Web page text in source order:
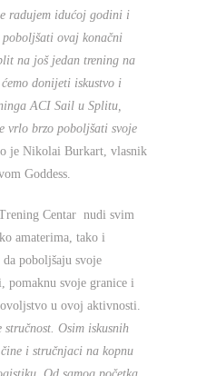
radujem idućoj godini i
poboljšati ovaj konačni
na još jedan trening na
donijeti iskustvo i
ACI Sail u Splitu,
vrlo brzo poboljšati svoje
je Nikolai Burkart, vlasnik
Goddess.
Centar nudi svim
amaterima, tako i
poboljšaju svoje
pomaknu svoje granice i
u ovoj aktivnosti.
stručnost. Osim iskusnih
i stručnjaci na kopnu